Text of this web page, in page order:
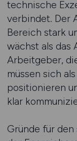
technische
verbindet. Der
Bereich stark
wächst als das
Arbeitgeber,
müssen sich
positionieren
klar
Gründe für